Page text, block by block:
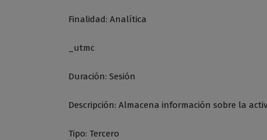
Finalidad: Analítica
_utmc
Duración: Sesión
Descripción: Almacena información sobre la
Tipo: Tercero